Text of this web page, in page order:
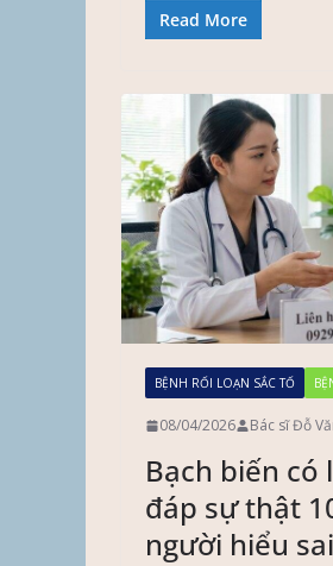
Read More
BỆNH RỐI LOẠN SẮC TỐ
08/04/2026 Bác sĩ Đỗ
Bạch biến có
đáp sự thật
người hiểu sai